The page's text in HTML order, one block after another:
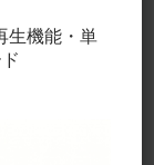
ちら。
機能・単